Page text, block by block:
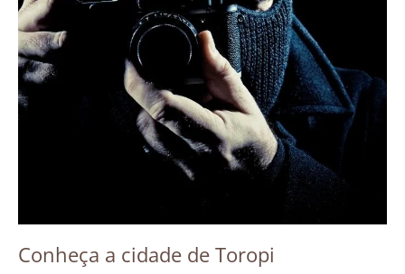
Conheça a cidade de Toropi